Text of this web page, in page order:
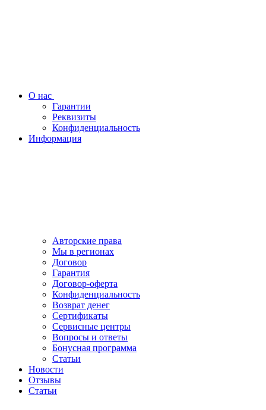
О нас
Гарантии
Реквизиты
Конфиденциальность
Информация
Авторские права
Мы в регионах
Договор
Гарантия
Договор-оферта
Конфиденциальность
Возврат денег
Сертификаты
Сервисные центры
Вопросы и ответы
Бонусная программа
Статьи
Новости
Отзывы
Статьи